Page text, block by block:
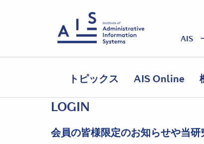
AIS
トピックス AIS Online
LOGIN
会員の皆様限定のお知らせや当研